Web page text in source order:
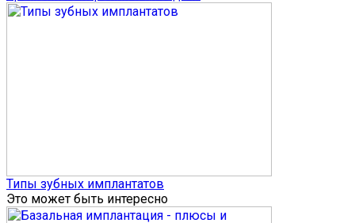
Типы зубных имплантатов
Это может быть интересно